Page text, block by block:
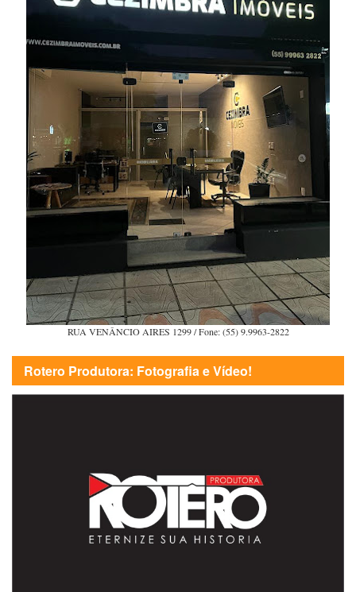
RUA VENÂNCIO AIRES 1299 / Fone: (55) 9.9963-2822
Rotero Produtora: Fotografia e Vídeo!